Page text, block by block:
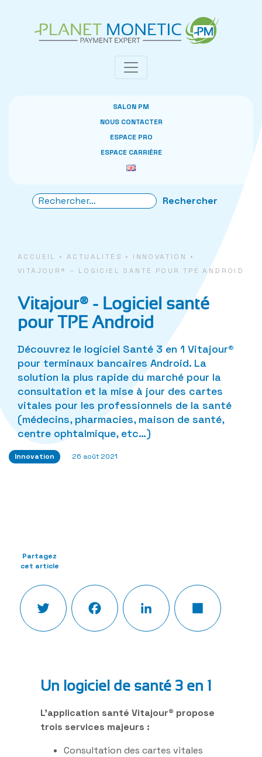
SALON PM
NOUS CONTACTER
ESPACE PRO
ESPACE CARRIÈRE
ACCUEIL •ACTUALITÉS • INNOVATION
•
VITAJOUR® – LOGICIEL SANTÉ POUR TPE ANDROID
Vitajour® - Logiciel santé
pour TPE Android
Découvrez le logiciel Santé 3 en 1 Vitajour®
pour terminaux bancaires Android. La
solution la plus rapide du marché pour la
consultation et la mise à jour des cartes
vitales pour les professionnels de la santé
(médecins, pharmacies, maison de santé,
centre ophtalmique, etc…)
Innovation 26 août 2021
Partagez
cet article
Twitter Facebook LinkedIn
Un logiciel de santé 3 en 1
L’application santé Vitajour® propose
trois services majeurs :
Consultation des cartes vitales